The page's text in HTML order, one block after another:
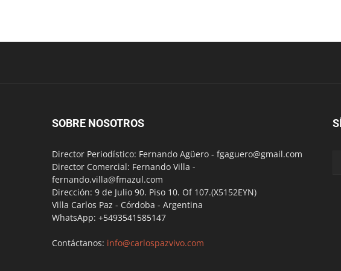
SOBRE NOSOTROS
Director Periodístico: Fernando Agüero - fgaguero@gmail.com
Director Comercial: Fernando Villa -
fernando.villa@fmazul.com
Dirección: 9 de Julio 90. Piso 10. Of 107.(X5152EYN)
Villa Carlos Paz - Córdoba - Argentina
WhatsApp: +5493541585147
Contáctanos: info@carlospazvivo.com